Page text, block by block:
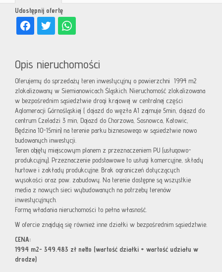
Udostępnij ofertę
Opis nieruchomości
Oferujemy do sprzedaży teren inwestycyjny o powierzchni 1994 m2
zlokalizowany w Siemianowicach Śląskich. Nieruchomość zlokalizowana
w bezpośrednim sąsiedztwie drogi krajowej w centralnej części
Aglomeracji Górnośląskiej ( dojazd do węzła A1 zajmuje 5min, dojazd do
centrum Czeladzi 3 min, Dojazd do Chorzowa, Sosnowca, Katowic,
Będzina 10-15min) na terenie parku biznesowego w sąsiedztwie nowo
budowanych inwestycji.
Teren objęty miejscowym planem z przeznaczeniem PU (usługowo-
produkcyjny). Przeznaczenie podstawowe to usługi komercyjne, składy
hurtowe i zakłady produkcyjne. Brak ograniczeń dotyczących
wysokości oraz pow. zabudowy. Na terenie dostępne są wszystkie
media z nowych sieci wybudowanych na potrzeby terenów
inwestycyjnych.
Formą władania nieruchomości to pełna własność.
W ofercie znajdują się również inne działki w bezpośrednim sąsiedztwie.
CENA:
1994 m2- 349.483 zł netto (wartość działki + wartość udziału w
drodze)